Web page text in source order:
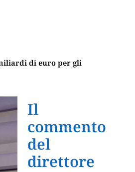
di euro per gli
Il
commento
del
direttore